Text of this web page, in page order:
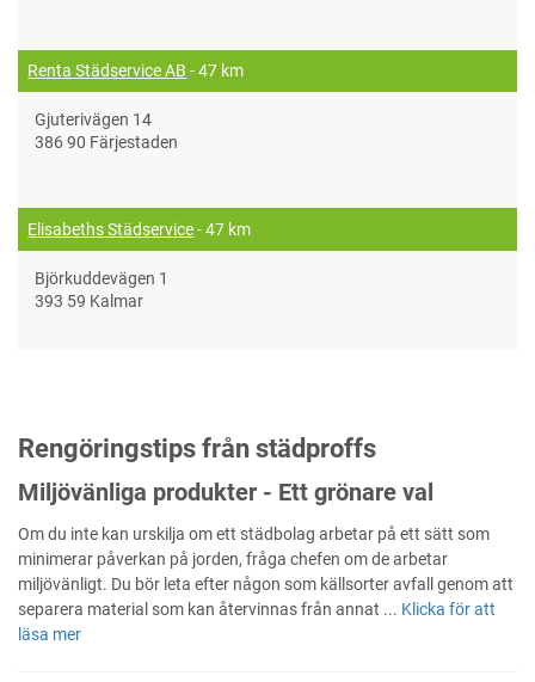
Renta Städservice AB - 47 km
Gjuterivägen 14
386 90 Färjestaden
Elisabeths Städservice- 47 km
Björkuddevägen 1
393 59 Kalmar
Rengöringstips från städproffs
Miljövänliga produkter - Ett grönare val
Om du inte kan urskilja om ett städbolag arbetar på ett sätt som
minimerar påverkan på jorden, fråga chefen om de arbetar
miljövänligt. Du bör leta efter någon som källsorter avfall genom att
separera material som kan återvinnas från annat ... Klicka för att
läsa mer